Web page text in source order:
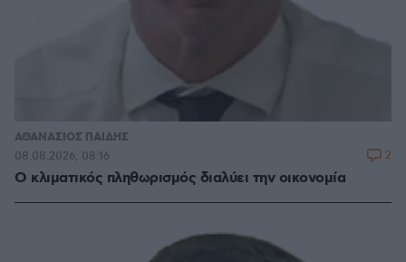
ΑΘΑΝΑΣΙΟΣ ΠΑΙΔΗΣ
Ο κλιματικός πληθωρισμός διαλύει την οικονομία
08.08.2026, 08:16 2